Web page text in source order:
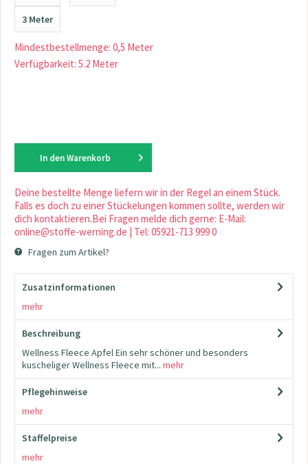
3 Meter
Mindestbestellmenge: 0,5 Meter
Verfügbarkeit: 5.2 Meter
In den Warenkorb
Deine bestellte Menge liefern wir in der Regel an einem Stück.
Falls es doch zu einer Stückelungen kommen sollte, werden wir
dich kontaktieren.Bei Fragen melde dich gerne: E-Mail:
online@stoffe-werning.de | Tel: 05921-713 999 0
Fragen zum Artikel?
Zusatzinformationen
mehr
Beschreibung
Wellness Fleece Apfel Ein sehr schöner und besonders
kuscheliger Wellness Fleece mit... mehr
Pflegehinweise
mehr
Staffelpreise
mehr